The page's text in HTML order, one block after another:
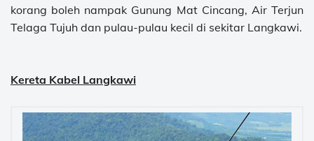
korang boleh nampak Gunung Mat Cincang, Air Terjun
Telaga Tujuh dan pulau-pulau kecil di sekitar Langkawi.
Kereta Kabel Langkawi